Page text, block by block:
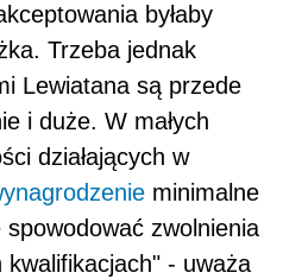
byłaby
Trzeba jednak
Lewiatana są przede
i duże. W małych
działających w
minimalne
spowodować zwolnienia
- uważa